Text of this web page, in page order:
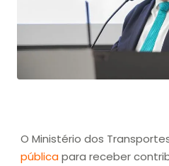
O Ministério dos
públicapara receber